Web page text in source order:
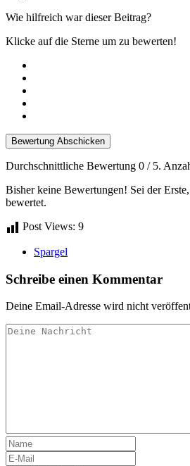
Wie hilfreich war dieser Beitrag?
Klicke auf die Sterne um zu bewerten!
Bewertung Abschicken
Durchschnittliche Bewertung 0 / 5.
Bisher keine Bewertungen! Sei der
bewertet.
Post Views: 9
Spargel
Schreibe einen Kommentar
Deine Email-Adresse wird nicht